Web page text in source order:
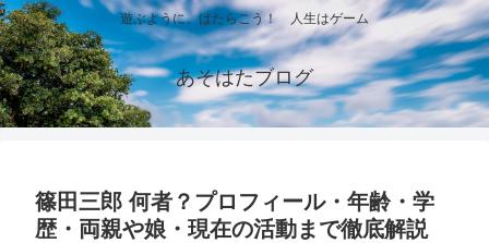
遊ぶように、はたらこう！ 人生はゲーム
あそはたブログ
篠田三郎 何者？プロフィール・年齢・学
歴・両親や娘・現在の活動まで徹底解説